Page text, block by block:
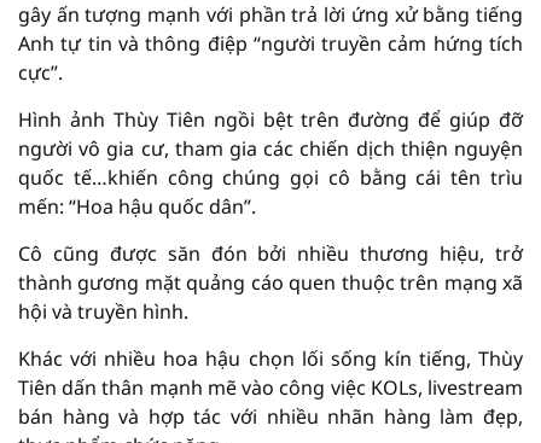
gây ấn tượng mạnh với phần trả lời ứng xử bằng tiếng
Anh tự tin và thông điệp “người truyền cảm hứng tích
cực”.
Hình ảnh Thùy Tiên ngồi bệt trên đường để giúp đỡ
người vô gia cư, tham gia các chiến dịch thiện nguyện
quốc tế…khiến công chúng gọi cô bằng cái tên trìu
mến: “Hoa hậu quốc dân”.
Cô cũng được săn đón bởi nhiều thương hiệu, trở
thành gương mặt quảng cáo quen thuộc trên mạng xã
hội và truyền hình.
Khác với nhiều hoa hậu chọn lối sống kín tiếng, Thùy
Tiên dấn thân mạnh mẽ vào công việc KOLs, livestream
bán hàng và hợp tác với nhiều nhãn hàng làm đẹp,